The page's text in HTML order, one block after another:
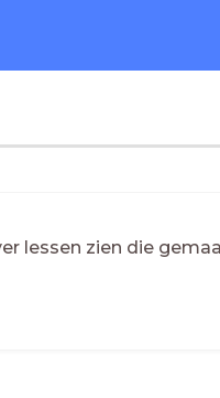
lessen zien die